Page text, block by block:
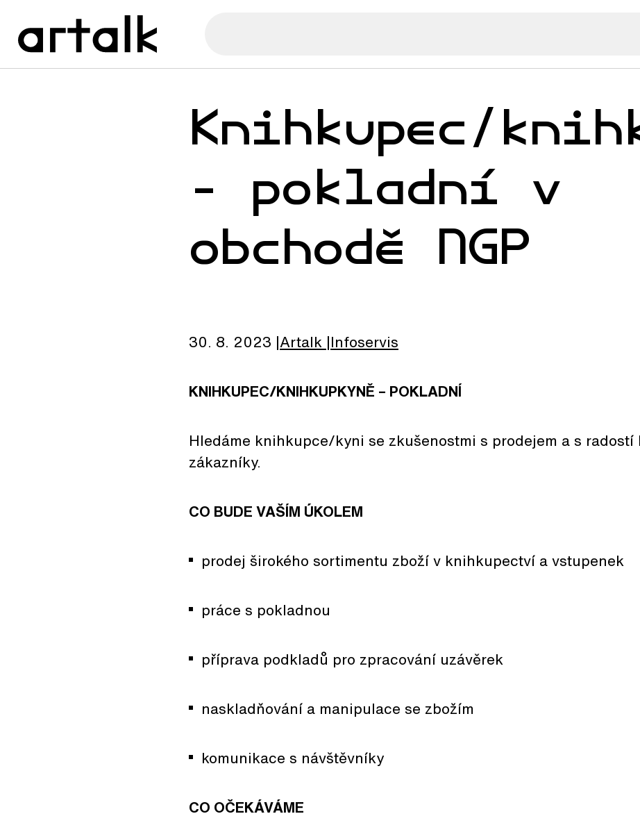
Knihkupec/
- pokladní v
obchodě NGP
30. 8. 2023 Artalk Infoservis
KNIHKUPEC/KNIHKUPKYNĚ – POKLADNÍ
Hledáme knihkupce/kyni se zkušenostmi s prodejem a s radostí
zákazníky.
CO BUDE VAŠÍM ÚKOLEM
prodej širokého sortimentu zboží v knihkupectví a vstupenek
práce s pokladnou
příprava podkladů pro zpracování uzávěrek
naskladňování a manipulace se zbožím
komunikace s návštěvníky
CO OČEKÁVÁME